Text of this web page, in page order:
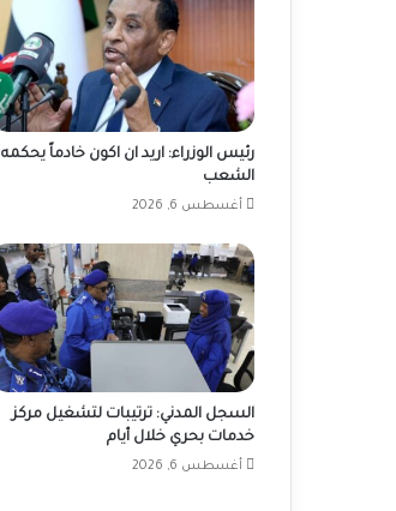
رئيس الوزراء: اريد ان اكون خادماً يحكمه
الشعب
أغسطس 6, 2026
السجل المدني: ترتيبات لتشغيل مركز
خدمات بحري خلال أيام
أغسطس 6, 2026